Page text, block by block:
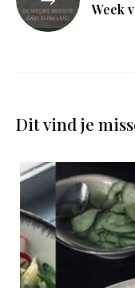
Week
Dit vind je